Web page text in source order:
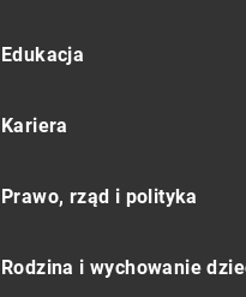
Edukacja
Kariera
Prawo, rząd i polityka
Rodzina i wychowanie